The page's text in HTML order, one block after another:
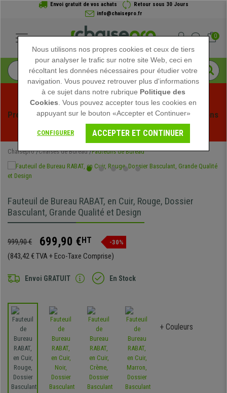
Envoi gratuit de vos achats
Retour sous 30 Jours
info@chaisepro.fr
0
Profitez des soldes d'été chez Chaisepro ! Des réductions
exclusives pour une durée limitée - Voir l'offre
Chaisepro Chaises de Bureau Fauteuils de Bureau
Fauteuil de Bureau RABAT, en Cuir, Rouge, Dossier
Basculant, Grande Qualité et Design
999,90 € 699,90 €HT -30%
(843,42 € TVA + Eco-Taxe Comprise)
Envoi GRATUIT En Stock
+ Couleurs
Nous utilisons nos propres cookies et ceux de tiers
pour analyser le trafic sur notre site Web, ceci en
récoltant les données nécessaires pour étudier votre
navigation. Vous pouvez retrouver plus d'informations
à ce sujet dans notre rubrique Politique des
Cookies . Vous pouvez accepter tous les cookies en
appuyant sur le bouton «Accepter et Continuer»
CONFIGURER ACCEPTER ET CONTINUER